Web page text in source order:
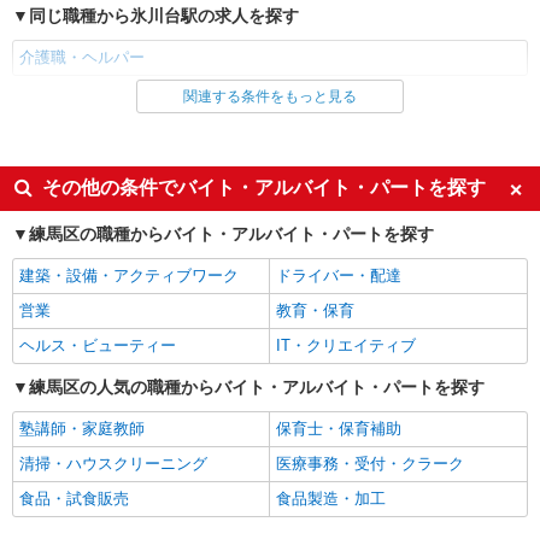
業時は別途時間外手当支給（超過1分〜）
アルバイト パート
★（東京都）居住支援特別手当対象求人 【介
護福祉士】時給1,800円 ◎週20時間以上勤務（社
2,100円〜 【実務者研修・初任者研修（ヘルパー1
級・2級）】時給1,720円 ◎週20時間以上勤務（社
保加入者）の場合は時給1,770円 ＊早朝夜間（〜8
時、18時〜）：時給2,150円〜 ＊日曜祝日：時給
2,020円〜 ◎身体介助、生活援助が同時給 ◎キャ
ンセル手当：職務時給の60％支給 ※居住支援特別
手当は勤続5年目までの方はさらに時給＋50円（再
入社者は除く）
家S 上石神井】建物内
詳細を見る
正社員
SOMPOケア 上石神井 定期巡回/2130da1
介護スタッフ
【介護福祉士】 月給：282,300円 年収例：380
万円〜 ※職務手当、特別職務手当、特別地域手
当、（東京都）居住支援特別手当、働きがい向上
手当、日祝手当（月平均2回分）、在宅手当（月平
均10回分）等、毎月平均的に支払われる手当を含
みます。 ■深夜勤手当別途支給：4,000円/回 ■オン
コール手当（1,000円/日）あり ◎残業時は別途時
間外手当支給（超過1分〜） ◎居住支援特別手当
東京都練馬区上石神井2丁目22-27 【そんぽの
家S 上石神井】建物内
キープ 詳細を見る
同じ職種から氷川台駅の求人を探す
介護職・ヘルパー
同じ雇用形態から氷川台駅の求人を探す
派遣社員
紹介予定派遣
同じ特徴から氷川台駅の求人を探す
入社日応相談
履歴書不要
Web面接OK
職場見学OKまたは説明会あり
未経験歓迎
経験者・有資格者歓迎
新卒・第二新卒歓迎
女性活躍中
主婦・主夫歓迎
フリーター歓迎
学歴不問
ブランクOK
ミドル（40代～）活躍中
エルダー（50代～）活躍中
シニア（60代～）活躍中
昇給あり
関連する条件をもっと見る
その他の条件でバイト・アルバイト・パートを探す
練馬区の職種からバイト・アルバイト・パートを探す
建築・設備・アクティブワーク
ドライバー・配達
営業
教育・保育
ヘルス・ビューティー
IT・クリエイティブ
練馬区の人気の職種からバイト・アルバイト・パートを探す
塾講師・家庭教師
保育士・保育補助
清掃・ハウスクリーニング
医療事務・受付・クラーク
食品・試食販売
食品製造・加工